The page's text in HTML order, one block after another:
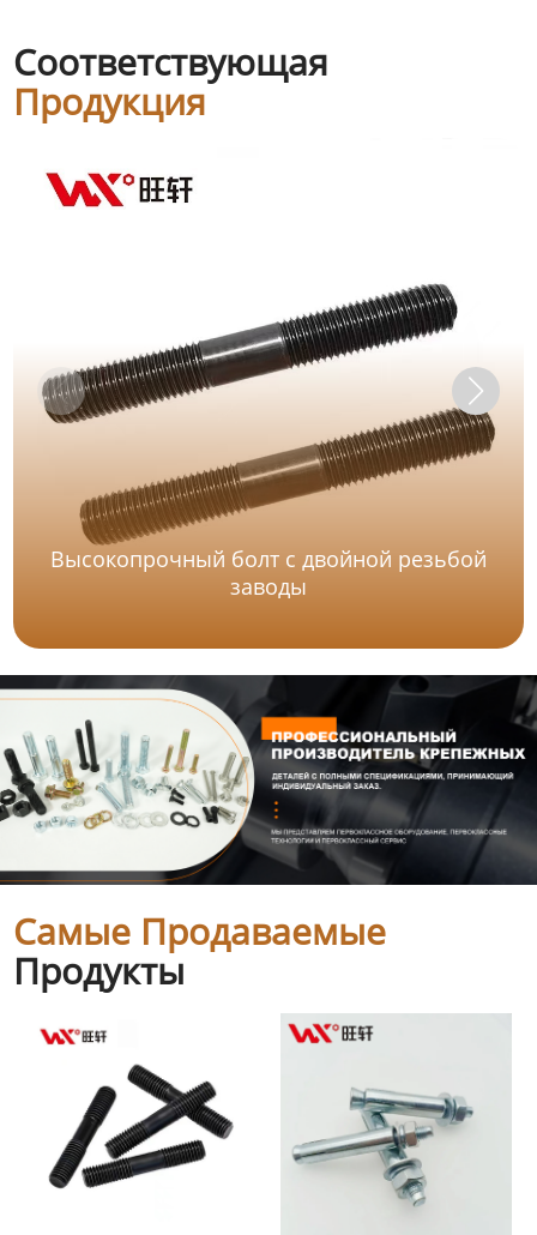
Соответствующая
Продукция
Высокопрочный болт с двойной резьбой
заводы
Самые Продаваемые
Продукты